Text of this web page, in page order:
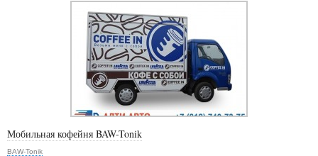
Мобильная кофейня BAW-Tonik
BAW-Tonik